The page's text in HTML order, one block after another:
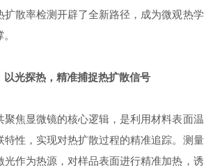
扩散率检测开辟了全新路径，成为微观热学
以光探热，精准捕捉热扩散信号
焦显微镜的核心逻辑，是利用材料表面温
特性，实现对热扩散过程的精准追踪。测量
光作为热源，对样品表面进行精准加热，诱